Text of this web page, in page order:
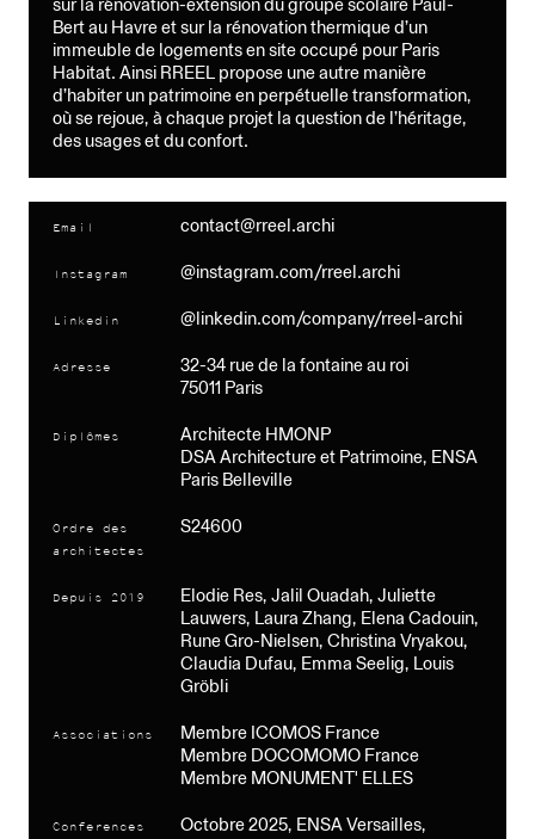
Bert au Havre et sur la rénovation thermique d’un
immeuble de logements en site occupé pour Paris
Habitat. Ainsi RREEL propose une autre manière
d’habiter un patrimoine en perpétuelle transformation,
où se rejoue, à chaque projet la question de l’héritage,
des usages et du confort.
Email contact@rreel.archi
Instagram @instagram.com/rreel.archi
Linkedin @linkedin.com/company/rreel-archi
Adresse
32-34 rue de la fontaine au roi
75011 Paris
Diplômes
Architecte HMONP
DSA Architecture et Patrimoine, ENSA
Paris Belleville
Ordre des
architectes
S24600
Depuis 2019
Elodie Res, Jalil Ouadah, Juliette
Lauwers, Laura Zhang, Elena Cadouin,
Rune Gro-Nielsen, Christina Vryakou,
Claudia Dufau, Emma Seelig, Louis
Gröbli
Associations
Membre ICOMOS France
Membre DOCOMOMO France
Membre MONUMENT' ELLES
Conferences
Octobre 2025, ENSA Versailles,